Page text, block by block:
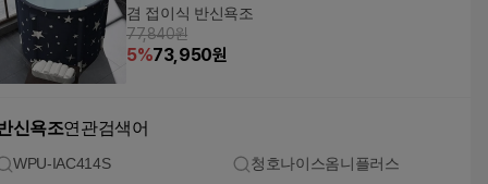
겸 접이식 반신욕조
77,840원
5%73,950원
신욕조연관검색어
WPU-IAC414S 청호나이스옴니플러스